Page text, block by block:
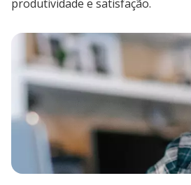
produtividade e satisfação.